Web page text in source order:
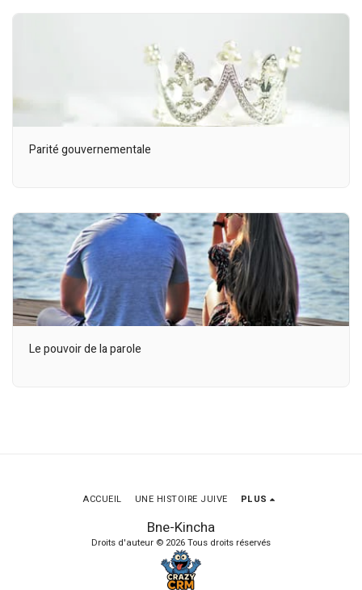
Parité gouvernementale
Le pouvoir de la parole
Bne-Kincha
Droits d'auteur © 2026 Tous droits réservés
ACCUEIL UNE HISTOIRE JUIVE PLUS